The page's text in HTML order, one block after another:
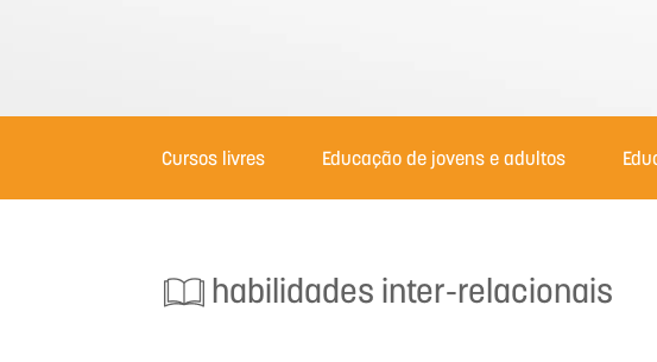
Cursos livres Educação de jovens e adultos
habilidades inter-relacionais